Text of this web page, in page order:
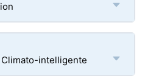
intelligente